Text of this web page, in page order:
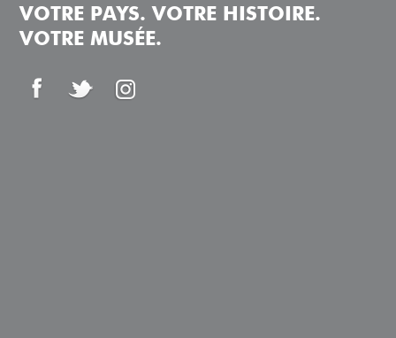
VOTRE PAYS. VOTRE HISTOIRE.
VOTRE MUSÉE.